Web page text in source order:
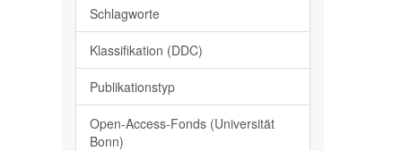
Schlagworte
Klassifikation (DDC)
Publikationstyp
Open-Access-Fonds (Universität
Bonn)